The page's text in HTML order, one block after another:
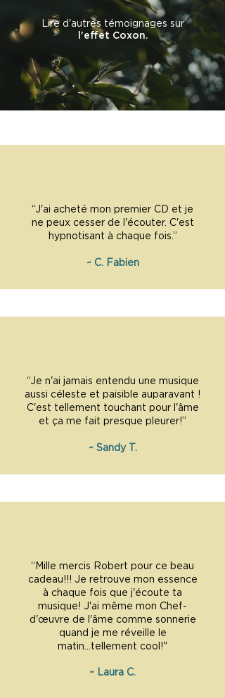
Lire d'autres témoignages sur
l'effet Coxon.
“J'ai acheté mon premier CD et je
ne peux cesser de l'écouter. C'est
hypnotisant à chaque fois.”
~ C. Fabien
“Je n'ai jamais entendu une musique
aussi céleste et paisible auparavant !
C'est tellement touchant pour l'âme
et ça me fait presque pleurer!”
~ Sandy T.
“Mille mercis Robert pour ce beau
cadeau!!! Je retrouve mon essence
à chaque fois que j'écoute ta
musique! J'ai même mon Chef-
d'œuvre de l'âme comme sonnerie
quand je me réveille le
matin...tellement cool!"
~ Laura C.